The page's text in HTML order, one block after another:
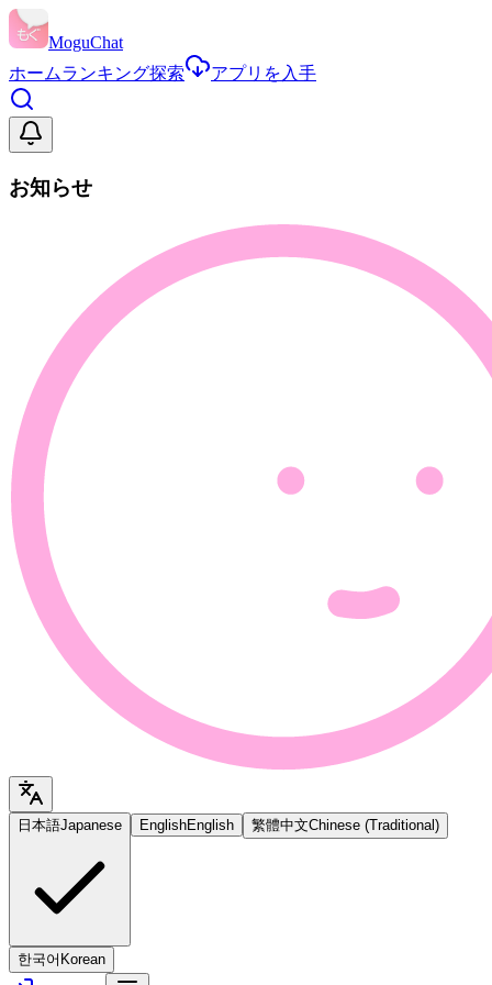
MoguChat
ホームランキング探索 アプリを入手
お知らせ
日本語Japanese EnglishEnglish 繁體中文Chinese (Traditional)
한국어 Korean